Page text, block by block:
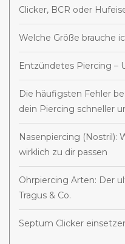
Clicker, BCR oder
Welche Größe brauche
Entzündetes Piercing –
Die häufigsten Fehler
dein Piercing schneller
Nasenpiercing (Nostril):
wirklich zu dir passen
Ohrpiercing Arten: Der
Tragus & Co.
Septum Clicker